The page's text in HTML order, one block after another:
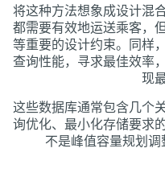
将这种方法想象成设计混
都需要有效地运送乘客，
等重要的设计约束。同样
查询性能，寻求最佳效率
现
这些数据库通常包含几个
询优化、最小化存储要求
不是峰值容量规划调